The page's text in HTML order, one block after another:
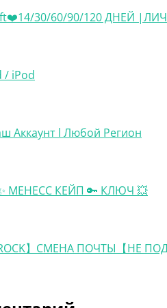
30/60/90/120 ДНЕЙ
/ iPod
Лицензия Minecraft на ваш Аккаунт l Любой Регион
✨ МЕНЕСС КЕЙП 🔑 КЛЮЧ 💥
】СМЕНА ПОЧТЫ【НЕ